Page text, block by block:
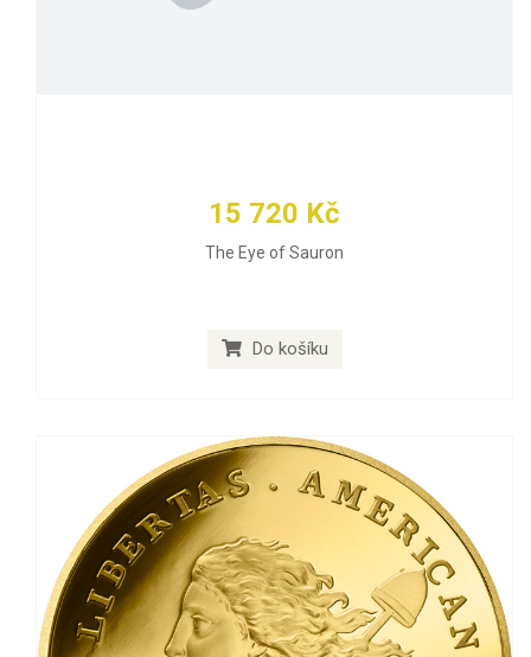
15 720 Kč
The Eye of Sauron
Do košíku